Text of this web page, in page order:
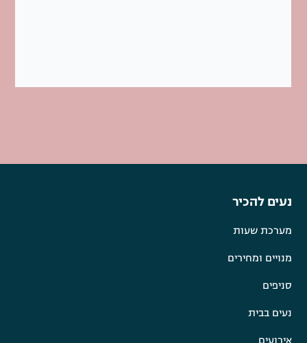
נעים להכיר
מערכת שעות
מנויים ומחירים
סניפים
נעים בבית